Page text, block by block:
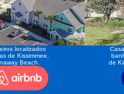
localizados
de Kissimmee,
Beach.
de